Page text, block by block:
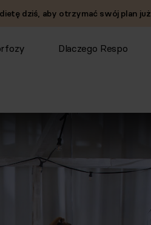
dziś, aby otrzymać swój plan już
Dlaczego Respo